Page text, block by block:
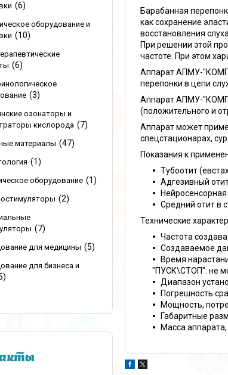
Барабанная
как сохранение
восстановления
При решении этой
частоте. При этом
Аппарат АПМУ-
перепонки в цепи
Аппарат АПМУ-
(положительного и
Аппарат может
спецстационарах,
Показания к
Тубоотит
Адгезивный
Нейросенсорная
Средний отит в
Технические
Частота
Создаваемое
Время
"ПУСК\СТОП": не
Диапазон
Погрешность
Мощность,
Габаритные
Масса аппарата,
6
оборудование и
10
6
3
озонаторы и
кислорода
7
материалы 47
1
оборудование 1
2
7
для медицины 5
для бизнеса и